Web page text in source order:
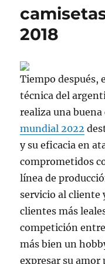
2018
Tiempo después,
técnica del
realiza una
mundial 2022
y su eficacia en
comprometidos
línea de
servicio al cliente
clientes más
competición
más bien un
expresar su amor